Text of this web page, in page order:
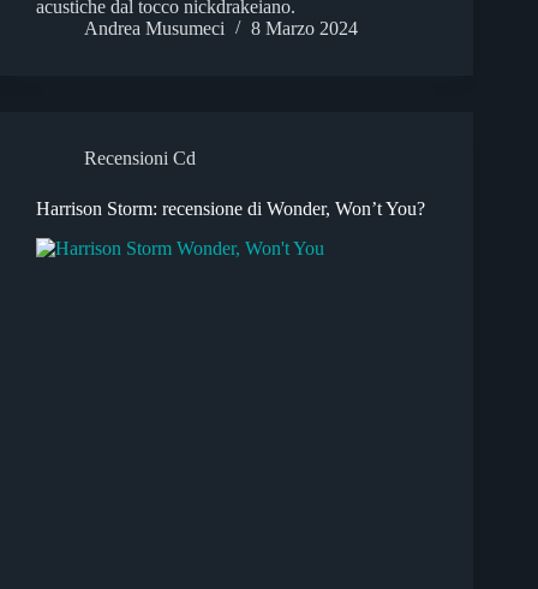
acustiche dal tocco nickdrakeiano.
Andrea Musumeci
8 Marzo 2024
Recensioni Cd
Harrison Storm: recensione di Wonder, Won’t You?